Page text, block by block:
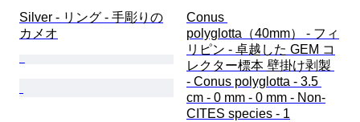
Silver - リング - 手彫りの
カメオ
Conus
polyglotta（40mm） - フィ
リピン - 卓越した GEM コ
レクター標本 壁掛け剥製
- Conus polyglotta - 3.5
cm - 0 mm - 0 mm - Non-
CITES species - 1